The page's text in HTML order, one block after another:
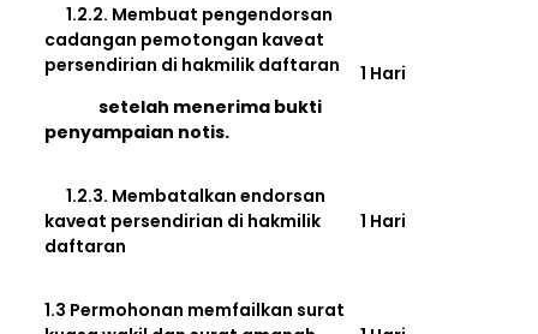
1.2.2. Membuat pengendorsan
cadangan pemotongan kaveat
persendirian di hakmilik daftaran
setelah menerima bukti
penyampaian notis.
1 Hari
1.2.3. Membatalkan endorsan
kaveat persendirian di hakmilik
daftaran
1 Hari
1.3 Permohonan memfailkan surat